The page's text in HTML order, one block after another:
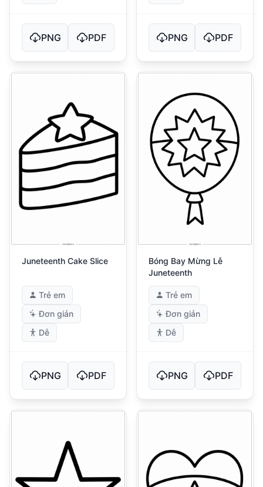
PNG PDF PNG PDF
Juneteenth Cake Slice
Trẻ em
Đơn giản
Dễ
PNG PDF
Bóng Bay Mừng Lễ
Juneteenth
Trẻ em
Đơn giản
Dễ
PNG PDF